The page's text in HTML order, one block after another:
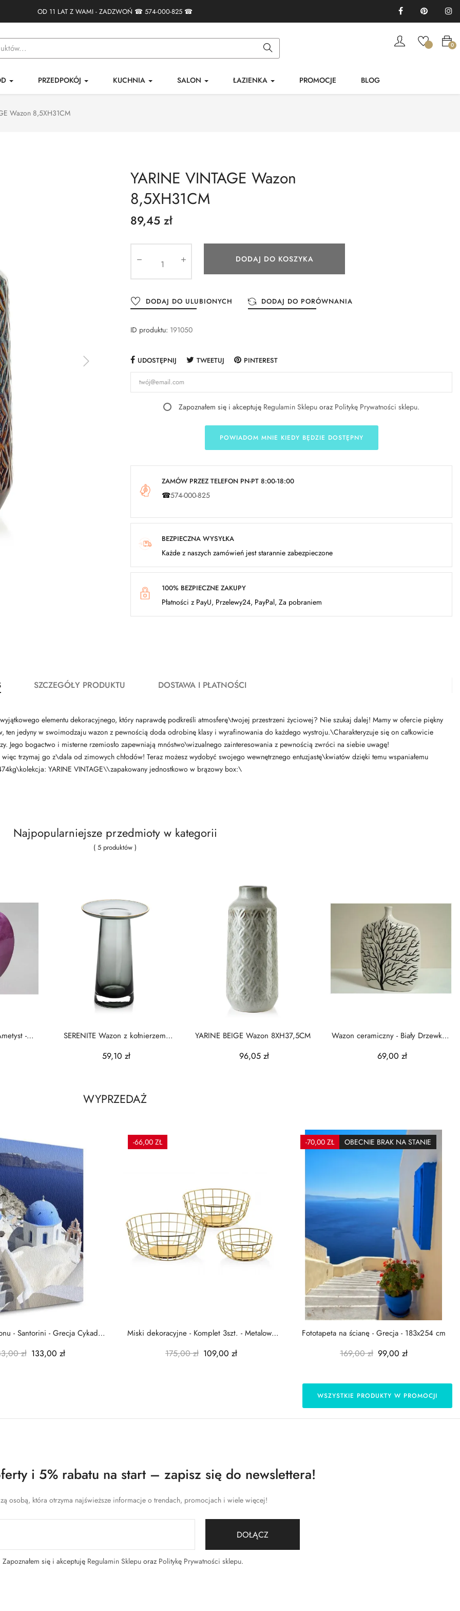
OD 11 LAT Z WAMI - ZADZWOŃ ☎ 574-000-825 ☎ FacebookPinterest
0
PRZEDPOKÓJ KUCHNIA SALON ŁAZIENKA PROMOCJE BLOG
Wazon 8,5XH31CM
YARINE VINTAGE Wazon
8,5XH31CM
89,45 zł
DODAJ DO KOSZYKA
DODAJ DO ULUBIONYCH DODAJ DO PORÓWNANIA
ID produktu: 191050
UDOSTĘPNIJ TWEETUJ PINTEREST
Zapoznałem się i akceptuję Regulamin Sklepu oraz Politykę Prywatności sklepu.
POWIADOM MNIE KIEDY BĘDZIE DOSTĘPNY
ZAMÓW PRZEZ TELEFON PN-PT 8:00-18:00
☎574-000-825
BEZPIECZNA WYSYŁKA
Każde z naszych zamówień jest starannie zabezpieczone
100% BEZPIECZNE ZAKUPY
Płatności z PayU, Przelewy24, PayPal, Za pobraniem
SZCZEGÓŁY PRODUKTU DOSTAWA I PŁATNOŚCI
elementu dekoracyjnego, który naprawdę podkreśli atmosferę\twojej przestrzeni życiowej? Nie szukaj dalej! Mamy w ofercie piękny
ten jedyny w swoimodzaju wazon z pewnością doda odrobinę klasy i wyrafinowania do każdego wystroju.\Charakteryzuje się on całkowicie
Jego bogactwo i misterne rzemiosło zapewniają mnóstwo\wizualnego zainteresowania z pewnością zwróci na siebie uwagę!
trzymaj go z\dala od zimowych chłodów! Teraz możesz wydobyć swojego wewnętrznego entuzjastę\kwiatów dzięki temu wspaniałemu
YARINE VINTAGE\\zapakowany jednostkowo w brązowy box:\
Najpopularniejsze przedmioty w kategorii
( 5 produktów )
-
SERENITE Wazon z kołnierzem
59,10 zł
YARINE BEIGE Wazon 8XH37,5CM
96,05 zł
Wazon ceramiczny - Biały Drzewko -
69,00 zł
WYPRZEDAŻ
- Santorini - Grecja Cykady
zł 133,00 zł
-66,00 ZŁ
Miski dekoracyjne - Komplet 3szt. - Metalowe
175,00 zł 109,00 zł
-70,00 ZŁ OBECNIE BRAK NA STANIE
Fototapeta na ścianę - Grecja - 183x254 cm
169,00 zł 99,00 zł
WSZYSTKIE PRODUKTY W PROMOCJI
i 5% rabatu na start – zapisz się do newslettera!
osobą, która otrzyma najświeższe informacje o trendach, promocjach i wiele więcej!
DOŁĄCZ
Zapoznałem się i akceptuję Regulamin Sklepuoraz Politykę Prywatności sklepu.